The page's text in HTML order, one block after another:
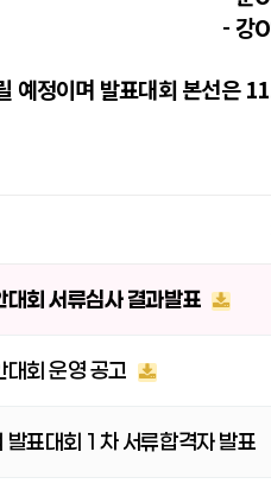
- 강
예정이며 발표대회 본선은
회 서류심사 결과발표
회 운영 공고
표대회 1차 서류합격자 발표